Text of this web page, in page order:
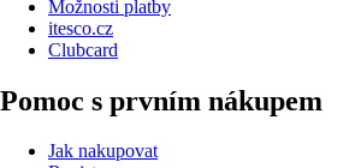
Možnosti platby
itesco.cz
Clubcard
Pomoc s prvním nákupem
Jak nakupovat